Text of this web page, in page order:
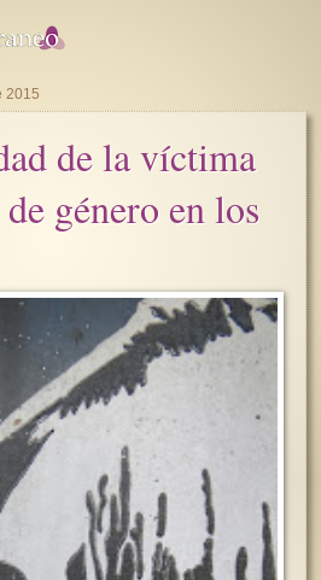
2015
de la víctima
género en los